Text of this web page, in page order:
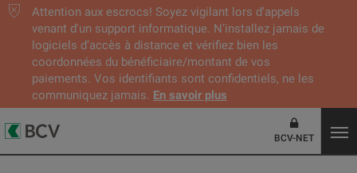
Attention aux escrocs! Soyez vigilant lors d’appels
venant d'un support informatique. N’installez jamais de
logiciels d’accès à distance et vérifiez bien les
coordonnées du bénéficiaire/montant de vos
paiements. Vos identifiants sont confidentiels, ne les
communiquez jamais. En savoir plus
BCV-NET